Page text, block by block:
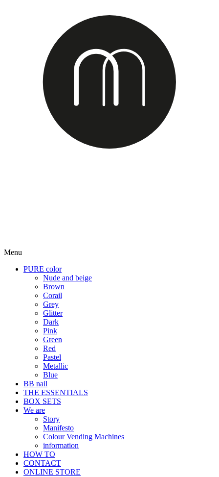
Menu
PURE color
Nude and beige
Brown
Corail
Grey
Glitter
Dark
Pink
Green
Red
Pastel
Metallic
Blue
BB nail
THE ESSENTIALS
BOX SETS
We are
Story
Manifesto
Colour Vending Machines
information
HOW TO
CONTACT
ONLINE STORE